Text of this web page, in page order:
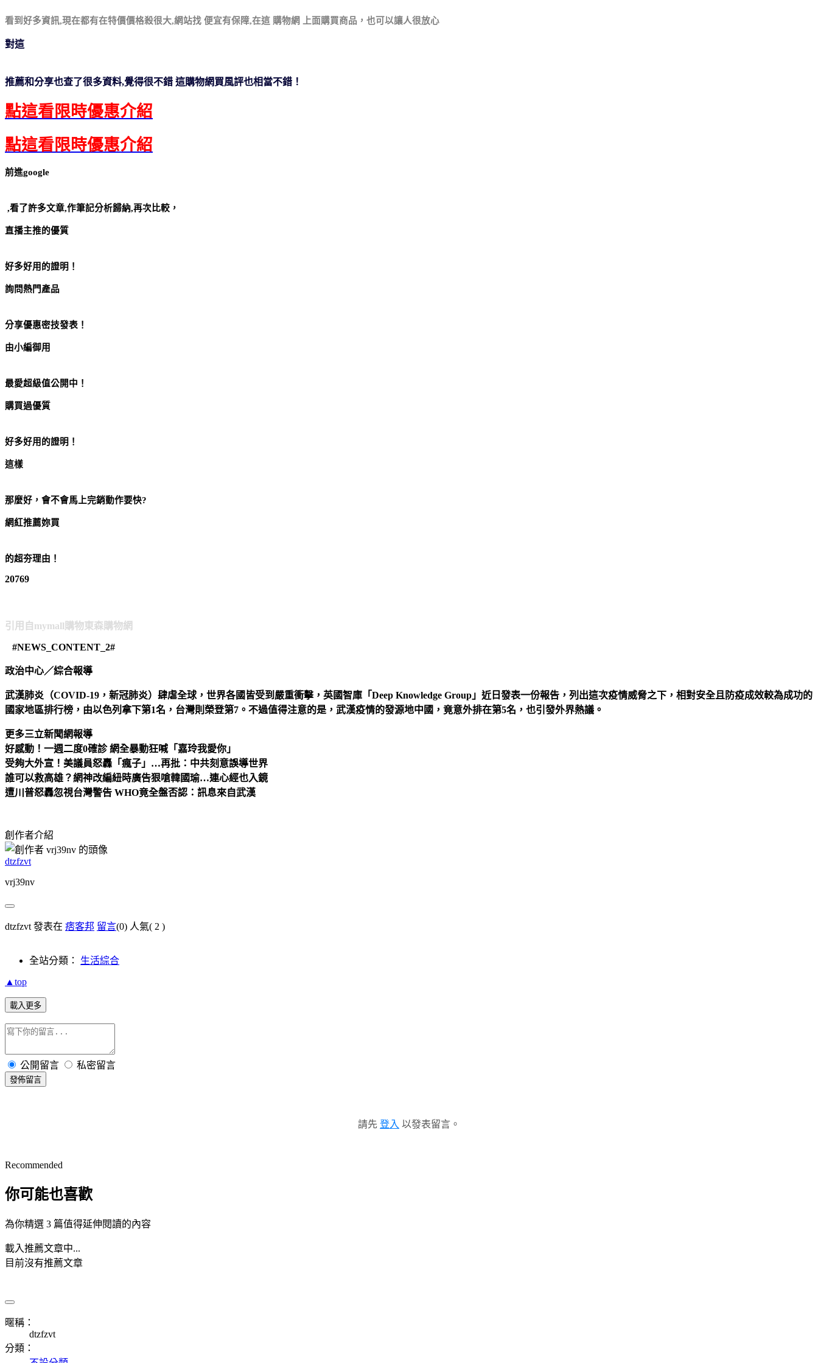
看到好多資訊,現在都有在特價價格殺很大,網站找 便宜有保障,在這 購物網 上面購買商品，也可以讓人很放心
對這
推薦和分享也查了很多資料,覺得很不錯 這購物網買風評也相當不錯！
點這看限時優惠介紹
點這看限時優惠介紹
前進google
,看了許多文章,作筆記分析歸納,再次比較，
直播主推的優質
好多好用的證明！
詢問熱門產品
分享優惠密技發表！
由小編御用
最愛超級值公開中！
購買過優質
好多好用的證明！
這樣
那麼好，會不會馬上完銷動作要快?
網紅推薦妳買
的超夯理由！
20769
引用自mymall購物東森購物網
#NEWS_CONTENT_2#
政治中心／綜合報導
武漢肺炎（COVID-19，新冠肺炎）肆虐全球，世界各國皆受到嚴重衝擊，英國智庫「Deep Knowledge Group」近日發表一份報告，列出這次疫情威脅之下，相對安全且防疫成效較為成功的
國家地區排行榜，由以色列拿下第1名，台灣則榮登第7。不過值得注意的是，武漢疫情的發源地中國，竟意外排在第5名，也引發外界熱議。
更多三立新聞網報導
好感動！一週二度0確診 網全暴動狂喊「嘉玲我愛你」
受夠大外宣！美議員怒轟「瘋子」…再批：中共刻意誤導世界
誰可以救高雄？網神改編紐時廣告狠嗆韓國瑜…連心經也入鏡
遭川普怒轟忽視台灣警告 WHO竟全盤否認：訊息來自武漢
創作者介紹
dtzfzvt
vrj39nv
dtzfzvt 發表在 痞客邦 留言(0) 人氣( 2 )
全站分類： 生活綜合
▲top
載入更多
公開留言 私密留言
發佈留言
請先 登入 以發表留言。
Recommended
你可能也喜歡
為你精選 3 篇值得延伸閱讀的內容
載入推薦文章中...
目前沒有推薦文章
暱稱：
dtzfzvt
分類：